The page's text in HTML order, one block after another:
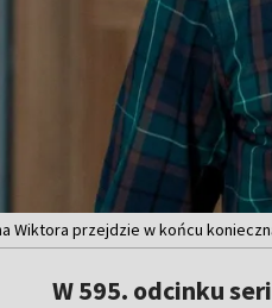
Wiktora przejdzie w końcu
W 595. odcinku